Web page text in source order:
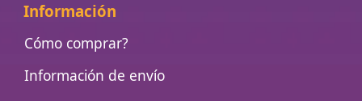
Información
Cómo comprar?
Información de envío